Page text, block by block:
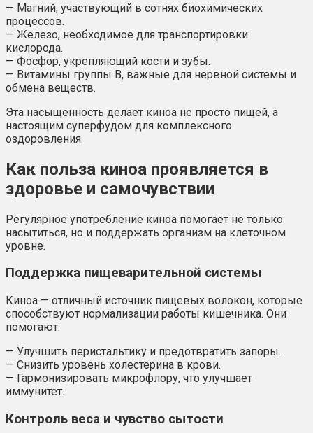
— Магний, участвующий в сотнях биохимических
процессов.
— Железо, необходимое для транспортировки
кислорода.
— Фосфор, укрепляющий кости и зубы.
— Витамины группы B, важные для нервной системы и
обмена веществ.
Эта насыщенность делает киноа не просто пищей, а
настоящим суперфудом для комплексного
оздоровления.
Как польза киноа проявляется в
здоровье и самочувствии
Регулярное употребление киноа помогает не только
насытиться, но и поддержать организм на клеточном
уровне.
Поддержка пищеварительной системы
Киноа — отличный источник пищевых волокон, которые
способствуют нормализации работы кишечника. Они
помогают:
— Улучшить перистальтику и предотвратить запоры.
— Снизить уровень холестерина в крови.
— Гармонизировать микрофлору, что улучшает
иммунитет.
Контроль веса и чувство сытости